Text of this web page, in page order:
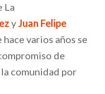
La
y Juan Felipe
varios años se
de
comunidad por